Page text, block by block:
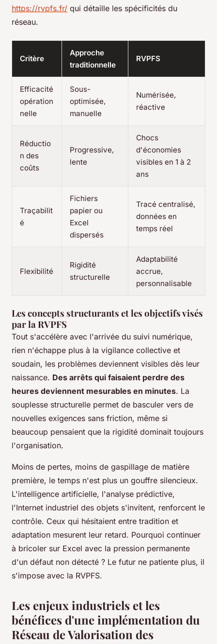
https://rvpfs.fr/ qui détaille les spécificités du
réseau.
Critère
Approche
traditionnelle
RVPFS
Efficacité
opération
nelle
Sous-
optimisée,
manuelle
Numérisée,
réactive
Réductio
n des
coûts
Progressive,
lente
Chocs
d'économies
visibles en 1 à 2
ans
Traçabilit
é
Fichiers
papier ou
Excel
dispersés
Tracé centralisé,
données en
temps réel
Flexibilité
Rigidité
structurelle
Adaptabilité
accrue,
personnalisable
Les concepts structurants et les objectifs visés
par la RVPFS
Tout s'accélère avec l'arrivée du suivi numérique,
rien n'échappe plus à la vigilance collective et
soudain, les problèmes deviennent visibles dès leur
naissance. Des arrêts qui faisaient perdre des
heures deviennent mesurables en minutes. La
souplesse structurelle permet de basculer vers de
nouvelles exigences sans friction, même si
beaucoup pensaient que la rigidité dominait toujours
l'organisation.
Moins de pertes, moins de gaspillage de matière
première, le temps n'est plus un gouffre silencieux.
L'intelligence artificielle, l'analyse prédictive,
l'Internet industriel des objets s'invitent, renforcent le
contrôle. Ceux qui hésitaient entre tradition et
adaptation mesurent leur retard. Pourquoi continuer
à bricoler sur Excel avec la pression permanente
d'un défaut non détecté ? Le futur ne patiente plus, il
s'impose avec la RVPFS.
Les enjeux industriels et les
bénéfices d'une implémentation du
Réseau de Valorisation des